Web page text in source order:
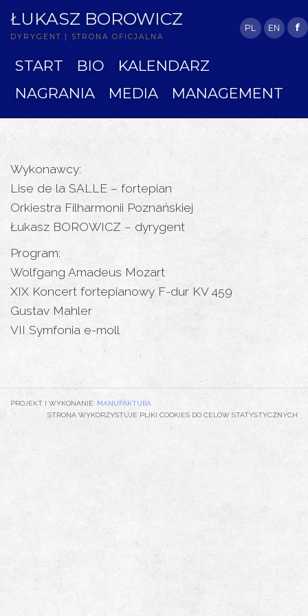
ŁUKASZ BOROWICZ
DYRYGENT | STRONA OFICJALNA
PL EN f
START BIO
KALENDARZ
NAGRANIA
MEDIA MANAGEMENT
Wykonawcy:
Lise de la SALLE – fortepian
Orkiestra Filharmonii Poznańskiej
Łukasz BOROWICZ – dyrygent
Program:
Wolfgang Amadeus Mozart
XIX Koncert fortepianowy F-dur KV 459
Gustav Mahler
VII Symfonia e-moll
PROJEKT I WYKONANIE: MANUFAKTURA
STRONA WYKORZYSTUJE PLIKI COOKIES DO CELÓW STATYSTYCZNYCH